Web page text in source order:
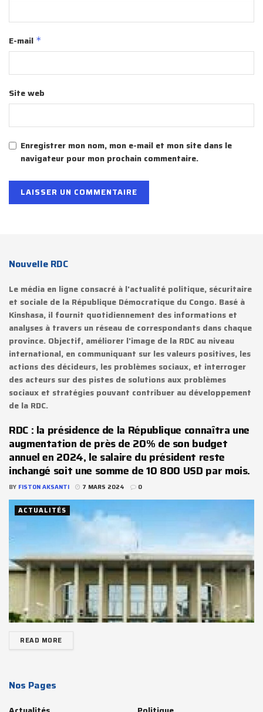
E-mail *
Site web
Enregistrer mon nom, mon e-mail et mon site dans le
navigateur pour mon prochain commentaire.
Nouvelle RDC
Le média en ligne consacré à l'actualité politique, sécuritaire
et sociale de la République Démocratique du Congo. Basé à
Kinshasa, il fournit quotidiennement des informations et
analyses à travers un réseau de correspondants dans chaque
province. Objectif, améliorer l'image de la RDC au niveau
international, en communiquant sur les valeurs positives, les
actions des décideurs, les problèmes sociaux, et interroger
des acteurs sur des pistes de solutions aux problèmes
sociaux et stratégies pouvant contribuer au développement
de la RDC.
RDC : la présidence de la République connaîtra une
augmentation de près de 20% de son budget
annuel en 2024, le salaire du président reste
inchangé soit une somme de 10 800 USD par mois.
BY FISTON AKSANTI 7 MARS 2024 0
ACTUALITÉS
READ MORE
Nos Pages